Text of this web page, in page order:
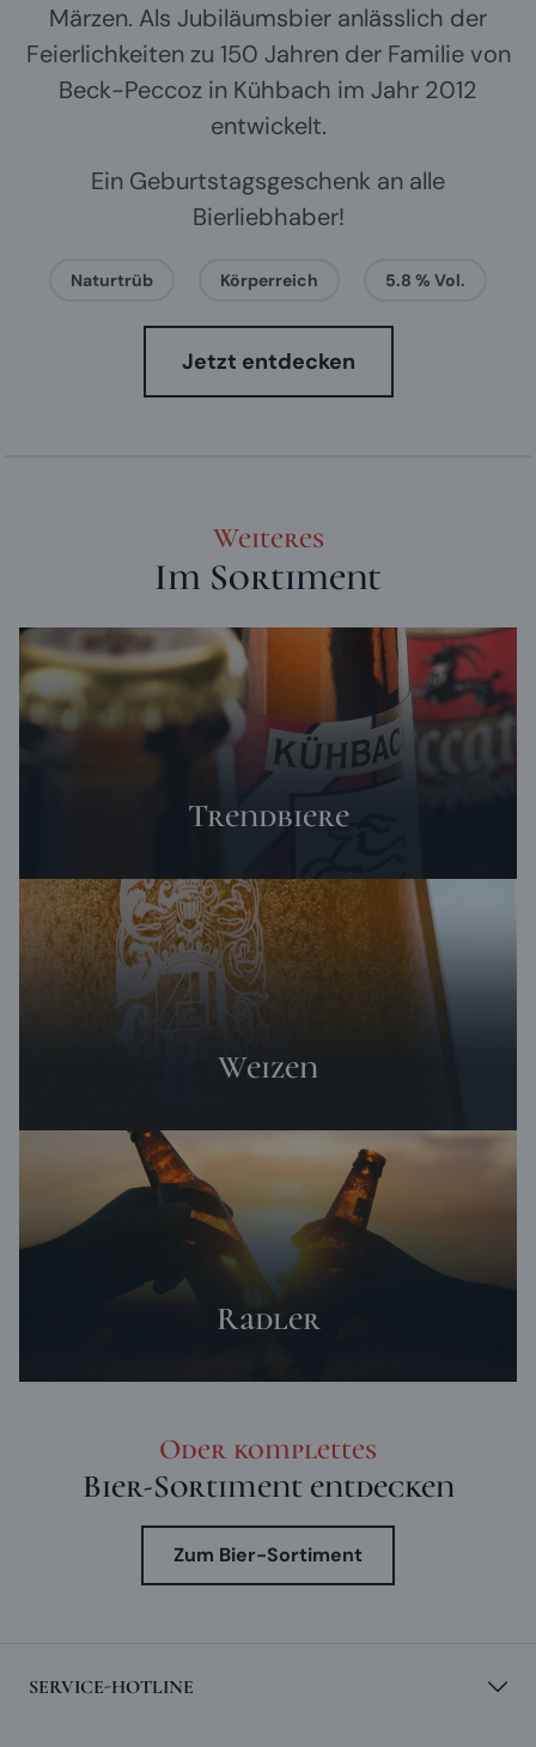
Märzen. Als Jubiläumsbier anlässlich der
Feierlichkeiten zu 150 Jahren der Familie von
Beck-Peccoz in Kühbach im Jahr 2012
entwickelt.
Ein Geburtstagsgeschenk an alle
Bierliebhaber!
Naturtrüb Körperreich 5.8 % Vol.
Jetzt entdecken
Weiteres
Im Sortiment
Trendbiere
Weizen
Radler
Oder komplettes
Bier-Sortiment entdecken
Zum Bier-Sortiment
SERVICE-HOTLINE